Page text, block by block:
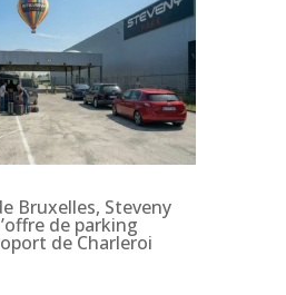
Bruxelles, Steveny
de parking
de Charleroi